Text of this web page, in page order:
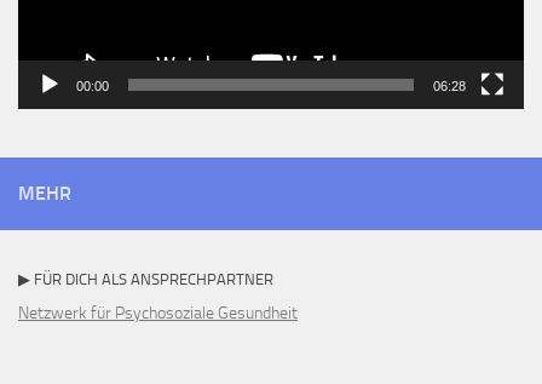
00:00 06:28
MEHR
▶ FÜR DICH ALS ANSPRECHPARTNER
Netzwerk für Psychosoziale Gesundheit